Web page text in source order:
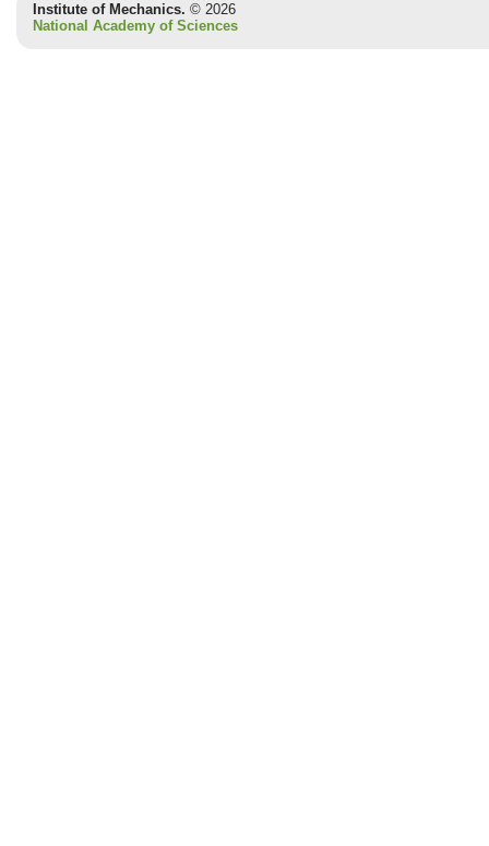
Institute of Mechanics. © 2026
National Academy of Sciences